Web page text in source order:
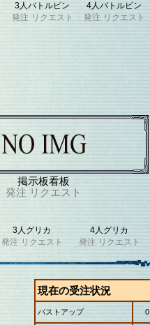
3人バトルピン
発注 リクエスト
4人バトルピン
発注 リクエスト
掲示板看板
発注 リクエスト
3人グリカ
発注 リクエスト
4人グリカ
発注 リクエスト
現在の受注状況
バストアップ 0